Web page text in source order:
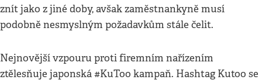
znít jako z jiné doby, avšak zaměstnankyně musí
podobně nesmyslným požadavkům stále čelit.
Nejnovější vzpouru proti firemním nařízením
ztělesňuje japonská #KuToo kampaň. Hashtag Kutoo se